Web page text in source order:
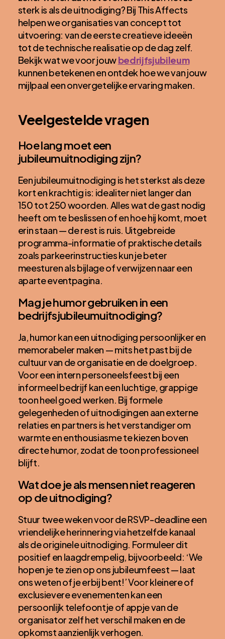
sterk is als de uitnodiging? Bij This Affects
helpen we organisaties van concept tot
uitvoering: van de eerste creatieve ideeën
tot de technische realisatie op de dag zelf.
Bekijk wat we voor jouwbedrijfsjubileum
kunnen betekenen en ontdek hoe we van jouw
mijlpaal een onvergetelijke ervaring maken.
Veelgestelde vragen
Hoe lang moet een
jubileumuitnodiging zijn?
Een jubileumuitnodiging is het sterkst als deze
kort en krachtig is: idealiter niet langer dan
150 tot 250 woorden. Alles wat de gast nodig
heeft om te beslissen of en hoe hij komt, moet
erin staan — de rest is ruis. Uitgebreide
programma-informatie of praktische details
zoals parkeerinstructies kun je beter
meesturen als bijlage of verwijzen naar een
aparte eventpagina.
Mag je humor gebruiken in een
bedrijfsjubileumuitnodiging?
Ja, humor kan een uitnodiging persoonlijker en
memorabeler maken — mits het past bij de
cultuur van de organisatie en de doelgroep.
Voor een intern personeelsfeest bij een
informeel bedrijf kan een luchtige, grappige
toon heel goed werken. Bij formele
gelegenheden of uitnodigingen aan externe
relaties en partners is het verstandiger om
warmte en enthousiasme te kiezen boven
directe humor, zodat de toon professioneel
blijft.
Wat doe je als mensen niet reageren
op de uitnodiging?
Stuur twee weken voor de RSVP-deadline een
vriendelijke herinnering via hetzelfde kanaal
als de originele uitnodiging. Formuleer dit
positief en laagdrempelig, bijvoorbeeld: ‘We
hopen je te zien op ons jubileumfeest — laat
ons weten of je erbij bent!’ Voor kleinere of
exclusievere evenementen kan een
persoonlijk telefoontje of appje van de
organisator zelf het verschil maken en de
opkomst aanzienlijk verhogen.